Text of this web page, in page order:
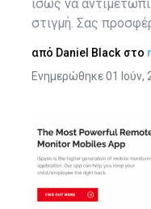
ίσως να
στιγμή. Σας
από Daniel Black στο
Ενημερώθηκε 01 Ιούν,